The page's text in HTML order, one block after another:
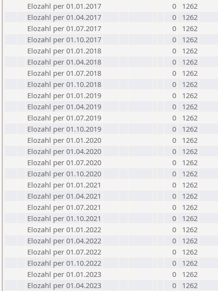
Elozahl per 01.01.2017
0
1262
Elozahl per 01.04.2017
0
1262
Elozahl per 01.07.2017
0
1262
Elozahl per 01.10.2017
0
1262
Elozahl per 01.01.2018
0
1262
Elozahl per 01.04.2018
0
1262
Elozahl per 01.07.2018
0
1262
Elozahl per 01.10.2018
0
1262
Elozahl per 01.01.2019
0
1262
Elozahl per 01.04.2019
0
1262
Elozahl per 01.07.2019
0
1262
Elozahl per 01.10.2019
0
1262
Elozahl per 01.01.2020
0
1262
Elozahl per 01.04.2020
0
1262
Elozahl per 01.07.2020
0
1262
Elozahl per 01.10.2020
0
1262
Elozahl per 01.01.2021
0
1262
Elozahl per 01.04.2021
0
1262
Elozahl per 01.07.2021
0
1262
Elozahl per 01.10.2021
0
1262
Elozahl per 01.01.2022
0
1262
Elozahl per 01.04.2022
0
1262
Elozahl per 01.07.2022
0
1262
Elozahl per 01.10.2022
0
1262
Elozahl per 01.01.2023
0
1262
Elozahl per 01.04.2023
0
1262